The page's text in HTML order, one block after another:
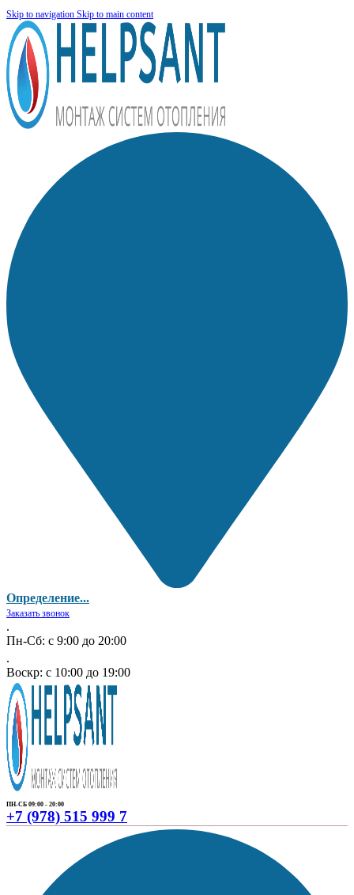
Skip to navigation Skip to main content
Определение...
Заказать звонок
.
Пн-Сб: с 9:00 до 20:00
.
Воскр: с 10:00 до 19:00
ПН-СБ 09:00 - 20:00
+7 (978) 515 999 7